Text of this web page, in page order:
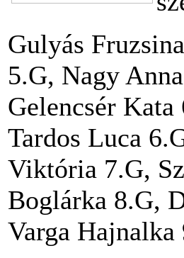
Gulyás
5.G, Nagy
Gelencsér
Tardos Luca
Viktória 7.G,
Boglárka 8.G,
Varga